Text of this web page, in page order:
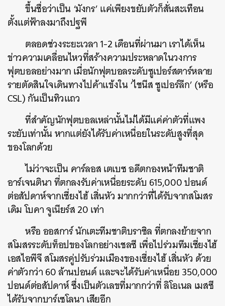
ขึ้นชื่อว่าเป็น ‘มังกร’ แค่เพียงขยับตัวก็สั่นสะเทือน
ตั้งแต่ฟ้าลงมาถึงปฐพี
ตลอดช่วงระยะเวลา 1-2 เดือนที่ผ่านมา เราได้เห็น
ข่าวความเคลื่อนไหวที่สร้างความประหลาดในวงการ
ฟุตบอลอย่างมาก เมื่อนักฟุตบอลระดับซูเปอร์สตาร์หลาย
รายตัดสินใจเดินทางไปค้าแข้งใน ‘ไชนีส ซูเปอร์ลีก’ (หรือ
CSL) กันเป็นทิวแถว
ที่สำคัญนักฟุตบอลเหล่านั้นไม่ได้มีแค่ค่าตัวที่แพง
ระยับเท่านั้น หากแต่ยังได้รับค่าเหนื่อยในระดับสูงที่สุด
ของโลกด้วย
ไม่ว่าจะเป็น คาร์ลอส เตเบซ อดีตกองหน้าทีมชาติ
อาร์เจนตินา ที่ตกลงรับค่าเหนื่อยระดับ 615,000 ปอนด์
ต่อสัปดาห์จากเซี่ยงไฮ้ เสิ่นหัว มากกว่าที่ได้รับจากสโมสร
เดิม โบคา จูเนียร์ส 20 เท่า
หรือ ออสการ์ นักเตะทีมชาติบราซิล ที่ตกลงย้ายจาก
สโมสรระดับท็อปของโลกอย่างเชลซี เพื่อไปร่วมทีมเซี่ยงไฮ้
เอสไอพีจี สโมสรคู่ปรับร่วมเมืองของเซี่ยงไฮ้ เสิ่นหัว ด้วย
ค่าตัวกว่า 60 ล้านปอนด์ และจะได้รับค่าเหนื่อย 350,000
ปอนด์ต่อสัปดาห์ ซึ่งเป็นตัวเลขที่มากกว่าที่ ลิโอเนล เมสซี
ได้รับจากบาร์เซโลนา เสียอีก